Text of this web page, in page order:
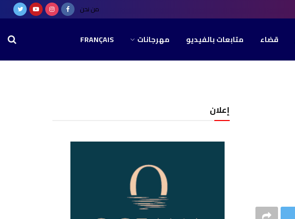
من نحن
قضاء متابعات بالفيديو مهرجانات FRANÇAIS
إعلان